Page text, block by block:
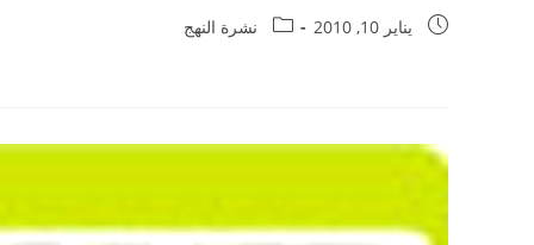
يناير 10, 2010 نشرة النهج